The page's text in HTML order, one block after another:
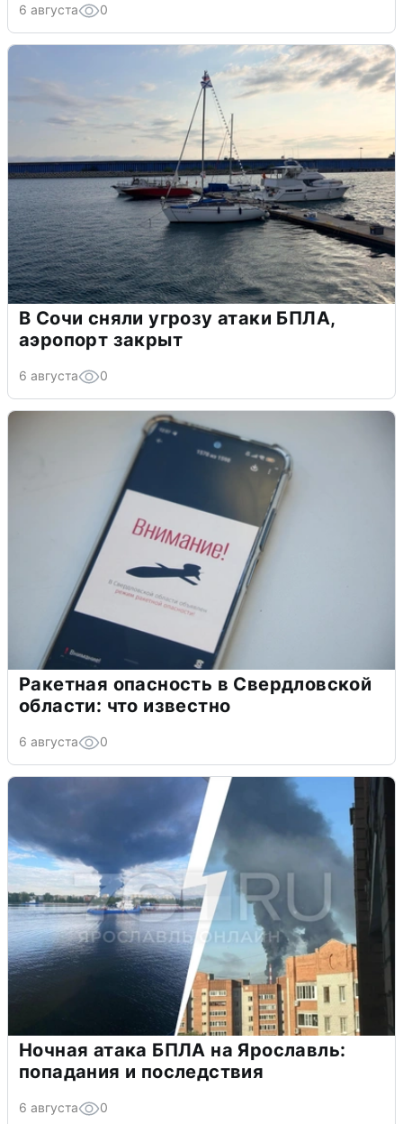
6 августа 0
В Сочи сняли угрозу атаки БПЛА,
аэропорт закрыт
6 августа 0
Ракетная опасность в Свердловской
области: что известно
6 августа 0
Ночная атака БПЛА на Ярославль:
попадания и последствия
6 августа 0